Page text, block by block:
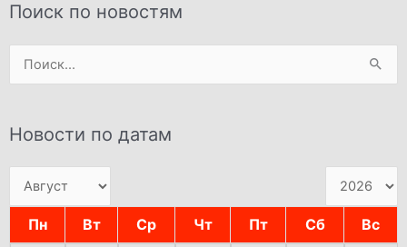
Поиск по новостям
Поиск:
Новости по датам
Пн Вт Ср Чт Пт Сб Вс